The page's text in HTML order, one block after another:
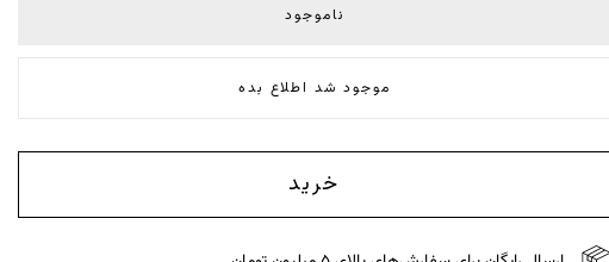
ناموجود
موجود شد اطلاع بده
خرید